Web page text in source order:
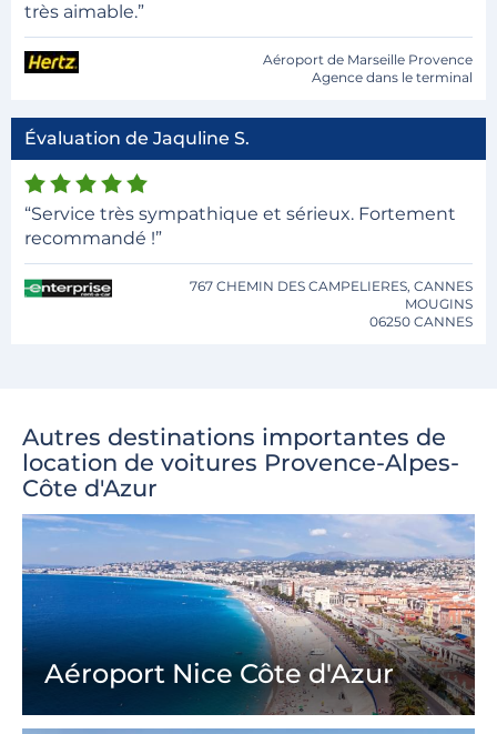
très aimable.”
Aéroport de Marseille Provence
Agence dans le terminal
Évaluation de Jaquline S.
“Service très sympathique et sérieux. Fortement
recommandé !”
767 CHEMIN DES CAMPELIERES, CANNES
MOUGINS
06250 CANNES
Autres destinations importantes de
location de voitures Provence-Alpes-
Côte d'Azur
Aéroport Nice Côte d'Azur